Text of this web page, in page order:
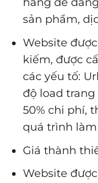
sản phẩm,
Website
kiếm, được
các yếu tố:
độ load
50% chi phí,
quá trình làm
Giá thành
Website